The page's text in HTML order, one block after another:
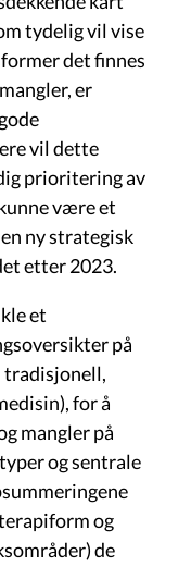
tydelig vil vise
det finnes
er
vil dette
prioritering av
være et
ny strategisk
etter 2023.
et
på
tradisjonell,
for å
mangler på
og sentrale
og
de